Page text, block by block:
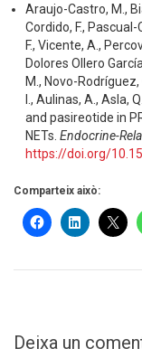
Araujo-Castro, M.,
Cordido, F.,
F., Vicente, A.,
Dolores Ollero
M., Novo-
I., Aulinas, A., Asla,
and pasireotide in
NETs. Endocrine-
https://doi.org/
Comparteix això:
Deixa un